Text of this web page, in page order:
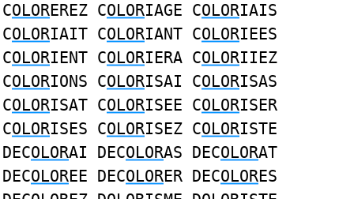
COLOREREZ COLORIAGE COLORIAIS
COLORIAIT COLORIANT COLORIEES
COLORIENT COLORIERA COLORIIEZ
COLORIONS COLORISAI COLORISAS
COLORISAT COLORISEE COLORISER
COLORISES COLORISEZ COLORISTE
DECOLORAI DECOLORAS DECOLORAT
DECOLOREE DECOLORER DECOLORES